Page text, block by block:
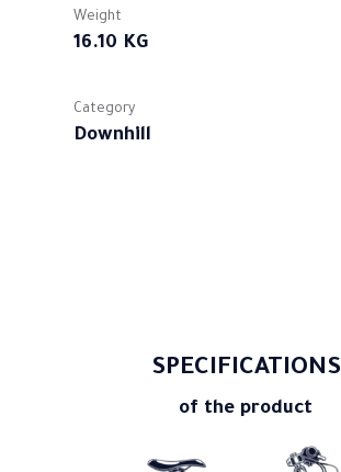
Weight
16.10 KG
Category
Downhill
SPECIFICATIONS
of the product